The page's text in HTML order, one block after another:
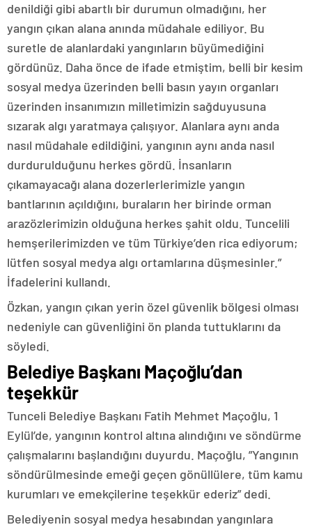
denildiği gibi abartlı bir durumun olmadığını, her
yangın çıkan alana anında müdahale ediliyor. Bu
suretle de alanlardaki yangınların büyümediğini
gördünüz. Daha önce de ifade etmiştim, belli bir kesim
sosyal medya üzerinden belli basın yayın organları
üzerinden insanımızın milletimizin sağduyusuna
sızarak algı yaratmaya çalışıyor. Alanlara aynı anda
nasıl müdahale edildiğini, yangının aynı anda nasıl
durdurulduğunu herkes gördü. İnsanların
çıkamayacağı alana dozerlerlerimizle yangın
bantlarının açıldığını, buraların her birinde orman
arazözlerimizin olduğuna herkes şahit oldu. Tuncelili
hemşerilerimizden ve tüm Türkiye’den rica ediyorum;
lütfen sosyal medya algı ortamlarına düşmesinler.”
İfadelerini kullandı.
Özkan, yangın çıkan yerin özel güvenlik bölgesi olması
nedeniyle can güvenliğini ön planda tuttuklarını da
söyledi.
Belediye Başkanı Maçoğlu’dan
teşekkür
Tunceli Belediye Başkanı Fatih Mehmet Maçoğlu, 1
Eylül’de, yangının kontrol altına alındığını ve söndürme
çalışmalarını başlandığını duyurdu. Maçoğlu, ”Yangının
söndürülmesinde emeği geçen gönüllülere, tüm kamu
kurumları ve emekçilerine teşekkür ederiz” dedi.
Belediyenin sosyal medya hesabından yangınlara